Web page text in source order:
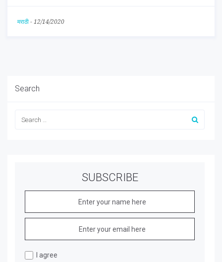
मराठी - 12/14/2020
Search
SUBSCRIBE
I agree